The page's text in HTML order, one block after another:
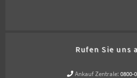
Rufen Sie uns
Ankauf Zentrale: 0800-